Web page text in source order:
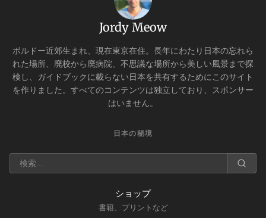
Jordy Meow
ボルドー近郊生まれ、現在東京在住。長年にわたり日本の忘れら
れた場所、廃校から廃病院、不思議な場所から美しい風景まで探
検し、ガイドブックに載らない日本を共有するためにこのサイト
を作りました。すべてのコンテンツは独立しており、スポンサー
はいません。
日本の秘境
ショップ
書籍、プリントなど